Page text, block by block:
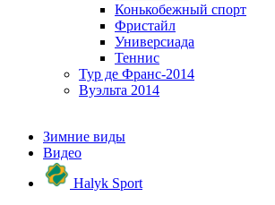
Конькобежный спорт
Фристайл
Универсиада
Теннис
Тур де Франс-2014
Вуэльта 2014
Зимние виды
Видео
Halyk Sport